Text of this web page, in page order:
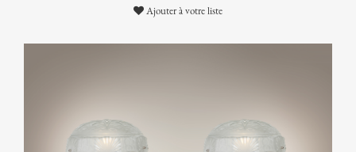
Ajouter à votre liste